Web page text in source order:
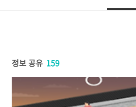
정보 공유 159